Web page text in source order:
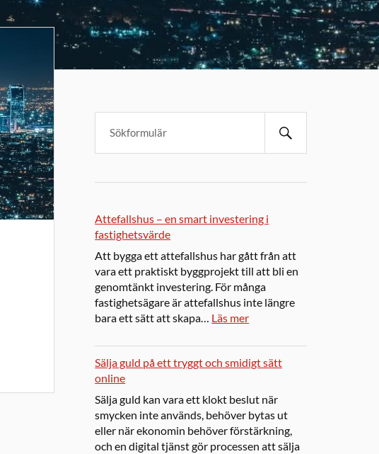
Attefallshus – en smart investering i
fastighetsvärde
Att bygga ett attefallshus har gått från att
vara ett praktiskt byggprojekt till att bli en
genomtänkt investering. För många
fastighetsägare är attefallshus inte längre
bara ett sätt att skapa… Läs mer
Sälja guld på ett tryggt och smidigt sätt
online
Sälja guld kan vara ett klokt beslut när
smycken inte används, behöver bytas ut
eller när ekonomin behöver förstärkning,
och en digital tjänst gör processen att sälja